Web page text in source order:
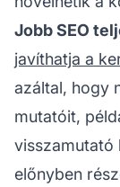
Jobb SEO
javíthatja a
azáltal, hogy
mutatóit,
visszamutató
előnyben